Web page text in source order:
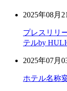
2025年08月
プレスリリ
テルby
2025年07月
ホテル名称